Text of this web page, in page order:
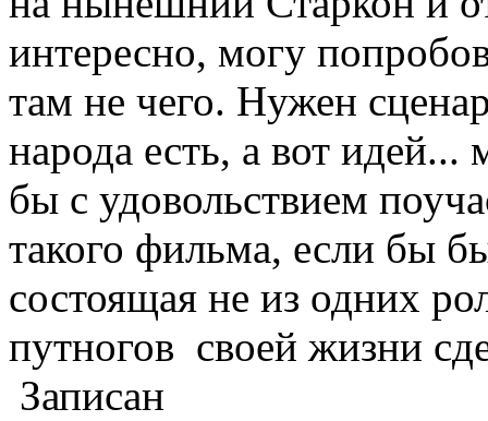
интересно, могу
там не чего. Нужен
народа есть, а вот
бы с удовольствием
такого фильма, если бы
состоящая не из одних
путногов своей жизни
Записан